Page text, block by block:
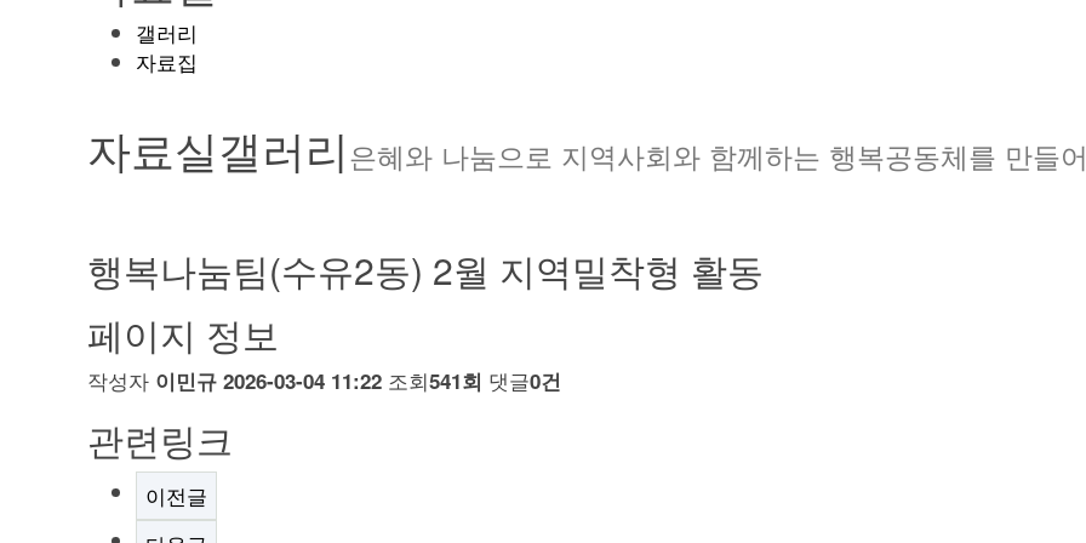
갤러리
자료집
자료실갤러리은혜와 나눔으로 지역사회와 함께하는 행복공동체를 만들
행복나눔팀(수유2동) 2월 지역밀착형 활동
페이지 정보
작성자 이민규 2026-03-04 11:22 조회541회 댓글0건
관련링크
이전글